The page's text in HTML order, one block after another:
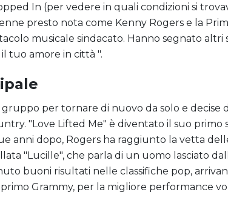
In (per vedere in quali condizioni si
presto nota come Kenny Rogers e la
musicale sindacato. Hanno segnato altri
tuo amore in città ".
gruppo per tornare di nuovo da solo e decise
"Love Lifted Me" è diventato il suo primo
anni dopo, Rogers ha raggiunto la vetta
"Lucille", che parla di un uomo lasciato
buoni risultati nelle classifiche pop,
Grammy, per la migliore performance